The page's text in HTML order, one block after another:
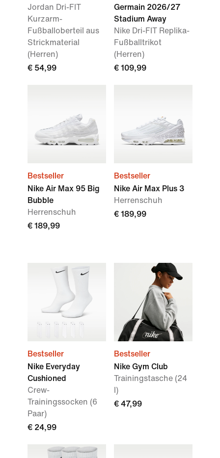
Jordan Dri-FIT
Kurzarm-
Fußballoberteil aus
Strickmaterial
(Herren)
€ 54,99
Germain 2026/27
Stadium Away
Nike Dri-FIT Replika-
Fußballtrikot
(Herren)
€ 109,99
Bestseller
Nike Air Max 95 Big
Bubble
Herrenschuh
€ 189,99
Bestseller
Nike Air Max Plus 3
Herrenschuh
€ 189,99
Bestseller
Nike Everyday
Cushioned
Crew-
Trainingssocken (6
Paar)
€ 24,99
Bestseller
Nike Gym Club
Trainingstasche (24
l)
€ 47,99